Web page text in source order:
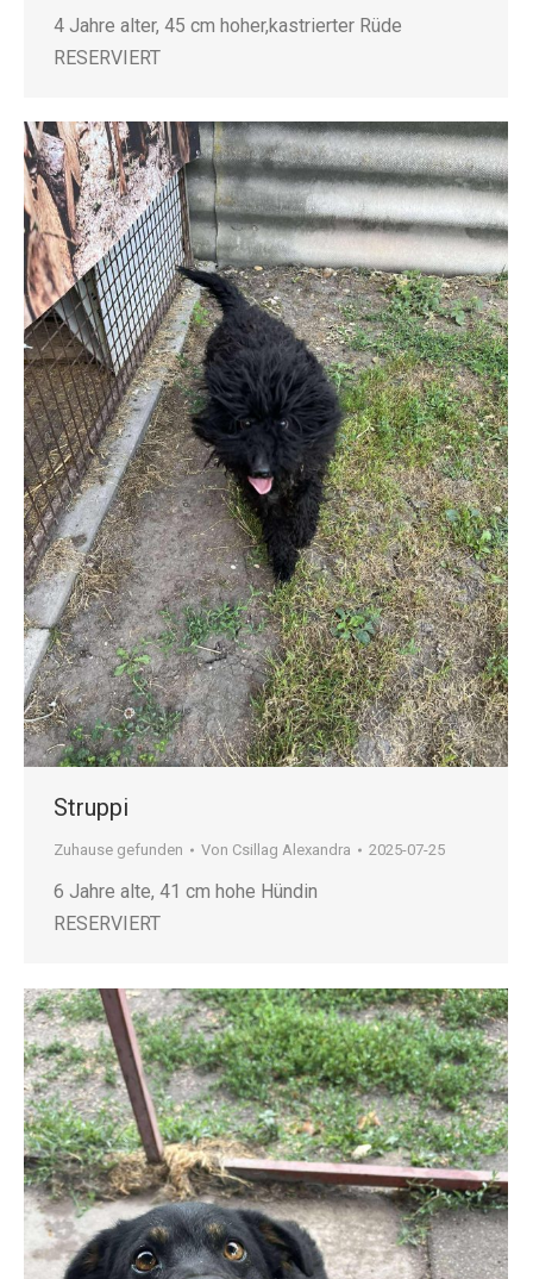
4 Jahre alter, 45 cm hoher,kastrierter Rüde
RESERVIERT
Struppi
Zuhause gefunden Von Csillag Alexandra 2025-07-25
6 Jahre alte, 41 cm hohe Hündin
RESERVIERT